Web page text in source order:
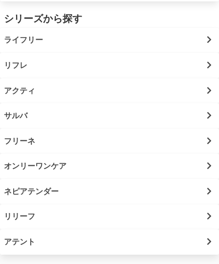
シリーズから探す
ライフリー
リフレ
アクティ
サルバ
フリーネ
オンリーワンケア
ネピアテンダー
リリーフ
アテント